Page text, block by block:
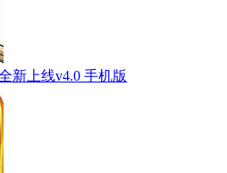
新上线v4.0 手机版